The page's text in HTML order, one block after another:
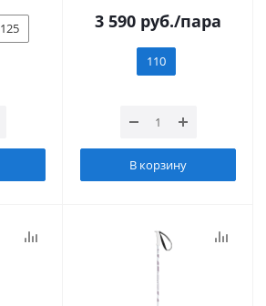
125
3 590 руб./пара
110
В корзину